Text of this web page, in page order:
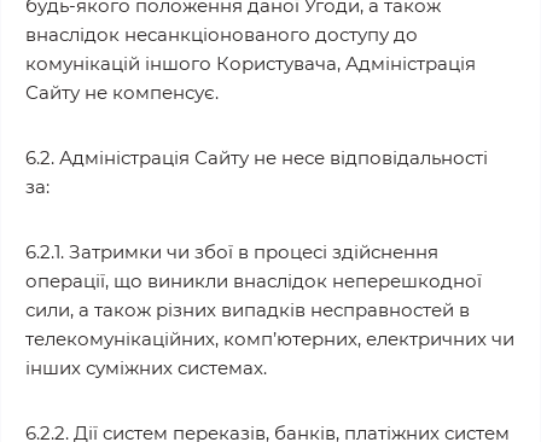
будь-якого положення даної Угоди, а також
внаслідок несанкціонованого доступу до
комунікацій іншого Користувача, Адміністрація
Сайту не компенсує.
6.2. Адміністрація Сайту не несе відповідальності
за:
6.2.1. Затримки чи збої в процесі здійснення
операції, що виникли внаслідок неперешкодної
сили, а також різних випадків несправностей в
телекомунікаційних, комп’ютерних, електричних чи
інших суміжних системах.
6.2.2. Дії систем переказів, банків, платіжних систем